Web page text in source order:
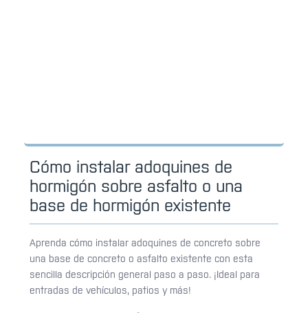
Cómo instalar adoquines de
hormigón sobre asfalto o una
base de hormigón existente
Aprenda cómo instalar adoquines de concreto sobre
una base de concreto o asfalto existente con esta
sencilla descripción general paso a paso. ¡Ideal para
entradas de vehículos, patios y más!